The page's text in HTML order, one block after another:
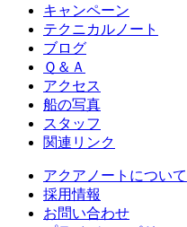
キャンペーン
テクニカルノート
ブログ
Ｑ＆Ａ
アクセス
船の写真
スタッフ
関連リンク
アクアノートについて
採用情報
お問い合わせ